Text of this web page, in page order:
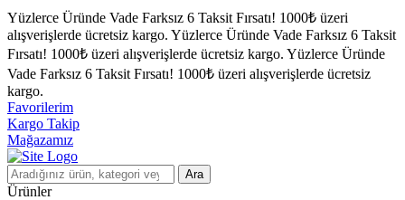
Yüzlerce Üründe Vade Farksız 6 Taksit Fırsatı! 1000₺ üzeri
alışverişlerde ücretsiz kargo. Yüzlerce Üründe Vade Farksız 6 Taksit
Fırsatı! 1000₺ üzeri alışverişlerde ücretsiz kargo. Yüzlerce Üründe
Vade Farksız 6 Taksit Fırsatı! 1000₺ üzeri alışverişlerde ücretsiz
kargo.
Favorilerim
Kargo Takip
Mağazamız
Ara
Ürünler